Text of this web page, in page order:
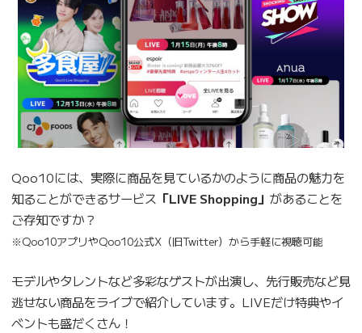
Qoo10には、実際に商品を見ているかのように商品の魅力を
知ることができるサービス 「LIVE Shopping」 があることを
ご存知ですか？
※Qoo10アプリやQoo10公式X（旧Twitter）から手軽に視聴可能
モデルやタレントなど多彩なゲストが出演し、先行販売など見
逃せない商品をライブで紹介しています。LIVEだけ特典やイ
ベントも盛だくさん！